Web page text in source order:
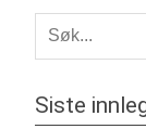
Siste